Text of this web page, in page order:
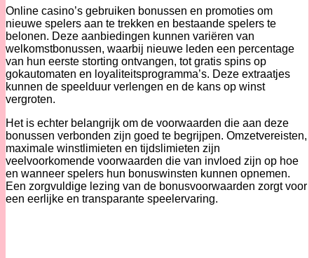
Online casino’s gebruiken bonussen en promoties om
nieuwe spelers aan te trekken en bestaande spelers te
belonen. Deze aanbiedingen kunnen variëren van
welkomstbonussen, waarbij nieuwe leden een percentage
van hun eerste storting ontvangen, tot gratis spins op
gokautomaten en loyaliteitsprogramma’s. Deze extraatjes
kunnen de speelduur verlengen en de kans op winst
vergroten.
Het is echter belangrijk om de voorwaarden die aan deze
bonussen verbonden zijn goed te begrijpen. Omzetvereisten,
maximale winstlimieten en tijdslimieten zijn
veelvoorkomende voorwaarden die van invloed zijn op hoe
en wanneer spelers hun bonuswinsten kunnen opnemen.
Een zorgvuldige lezing van de bonusvoorwaarden zorgt voor
een eerlijke en transparante speelervaring.